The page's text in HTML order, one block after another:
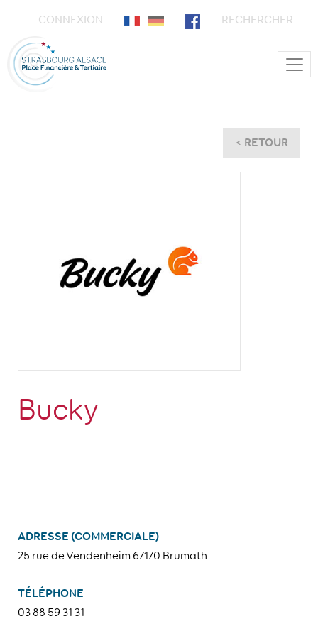
CONNEXION RECHERCHER
Main Navigation
< RETOUR
Bucky
ADRESSE (COMMERCIALE)
25 rue de Vendenheim 67170 Brumath
TÉLÉPHONE
03 88 59 31 31